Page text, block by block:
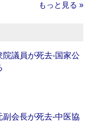
もっと見る »
院議員が死去‐国家公
副会長が死去‐中医協